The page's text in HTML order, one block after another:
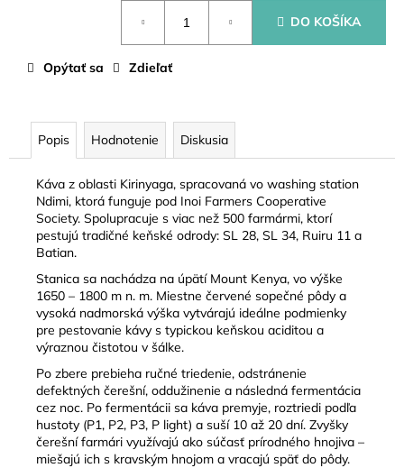
DO KOŠÍKA
Opýtať sa Zdieľať
Popis Hodnotenie Diskusia
Káva z oblasti Kirinyaga, spracovaná vo washing station
Ndimi, ktorá funguje pod Inoi Farmers Cooperative
Society. Spolupracuje s viac než 500 farmármi, ktorí
pestujú tradičné keňské odrody: SL 28, SL 34, Ruiru 11 a
Batian.
Stanica sa nachádza na úpätí Mount Kenya, vo výške
1650 – 1800 m n. m. Miestne červené sopečné pôdy a
vysoká nadmorská výška vytvárajú ideálne podmienky
pre pestovanie kávy s typickou keňskou aciditou a
výraznou čistotou v šálke.
Po zbere prebieha ručné triedenie, odstránenie
defektných čerešní, oddužinenie a následná fermentácia
cez noc. Po fermentácii sa káva premyje, roztriedi podľa
hustoty (P1, P2, P3, P light) a suší 10 až 20 dní. Zvyšky
čerešní farmári využívajú ako súčasť prírodného hnojiva –
miešajú ich s kravským hnojom a vracajú späť do pôdy.